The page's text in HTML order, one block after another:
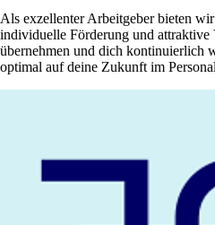
Als exzellenter Arbeitgeber bieten
individuelle Förderung und attraktive
übernehmen und dich kontinuierlich
optimal auf deine Zukunft im